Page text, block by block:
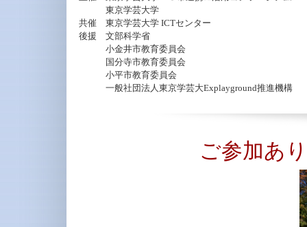
東京学芸大学
共催 東京学芸大学 ICTセンター
後援 文部科学省
小金井市教育委員会
国分寺市教育委員会
小平市教育委員会
一般社団法人東京学芸大Explayground推進機構
ご参加あ